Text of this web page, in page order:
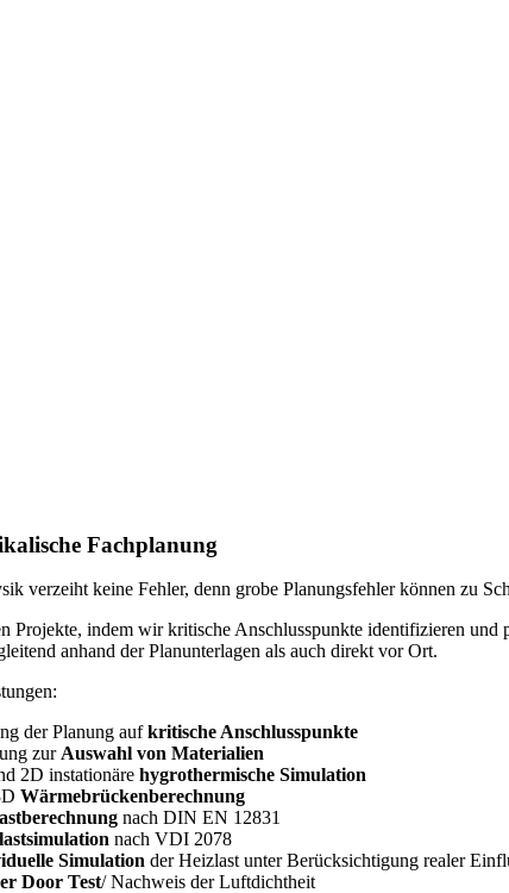
Fachplanung
verzeiht keine Fehler, denn grobe Planungsfehler können zu
Projekte, indem wir kritische Anschlusspunkte identifizieren
anhand der Planunterlagen als auch direkt vor Ort.
der Planung aufkritische Anschlusspunkte
zur Auswahl von Materialien
2D instationärehygrothermische Simulation
Wärmebrückenberechnung
nach DIN EN 12831
nach VDI 2078
Simulation der Heizlast unter Berücksichtigung realer
Door Test/ Nachweis der Luftdichtheit